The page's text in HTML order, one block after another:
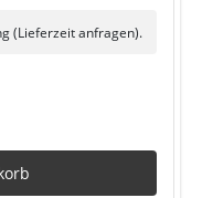
(Lieferzeit anfragen).